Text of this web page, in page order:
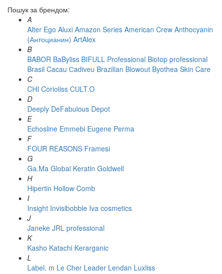
Пошук за брендом:
A
Alter Ego Aluxi Amazon Series American Crew Anthocyanin
(Антоцианин) ArtAlex
B
BABOR BaByliss BIFULL Professional Biotop professional
Brasil Cacau Сadiveu Brazilian Blowout Byothea Skin Care
C
CHI Corioliss CULT.O
D
Deeply DeFabulous Depot
E
Echosline Emmebi Eugene Perma
F
FOUR REASONS Framesi
G
Ga.Ma Global Keratin Goldwell
H
Hipertin Hollow Comb
I
Insight Invisibobble Iva cosmetics
J
Janeke JRL professional
K
Kasho Katachi Kerarganic
L
Label. m Le Cher Leader Lendan Luxliss